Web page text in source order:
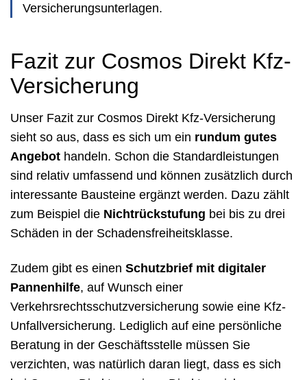
Versicherungsunterlagen.
Fazit zur Cosmos Direkt Kfz-
Versicherung
Unser Fazit zur Cosmos Direkt Kfz-Versicherung
sieht so aus, dass es sich um ein rundum gutes
Angebot handeln. Schon die Standardleistungen
sind relativ umfassend und können zusätzlich durch
interessante Bausteine ergänzt werden. Dazu zählt
zum Beispiel die Nichtrückstufung bei bis zu drei
Schäden in der Schadensfreiheitsklasse.
Zudem gibt es einen Schutzbrief mit digitaler
Pannenhilfe, auf Wunsch einer
Verkehrsrechtsschutzversicherung sowie eine Kfz-
Unfallversicherung. Lediglich auf eine persönliche
Beratung in der Geschäftsstelle müssen Sie
verzichten, was natürlich daran liegt, dass es sich